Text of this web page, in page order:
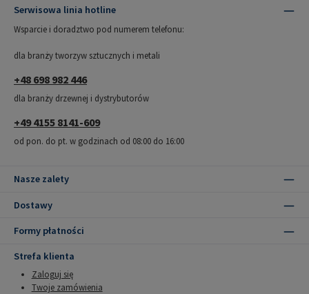
Serwisowa linia hotline
Wsparcie i doradztwo pod numerem telefonu:
dla branży tworzyw sztucznych i metali
+48 698 982 446
dla branży drzewnej i dystrybutorów
+49 4155 8141-609
od pon. do pt. w godzinach od 08:00 do 16:00
Nasze zalety
Dostawy
Formy płatności
Strefa klienta
Zaloguj się
Twoje zamówienia